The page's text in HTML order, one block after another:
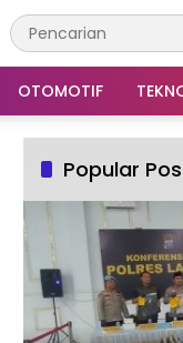
OTOMOTIF
Popular